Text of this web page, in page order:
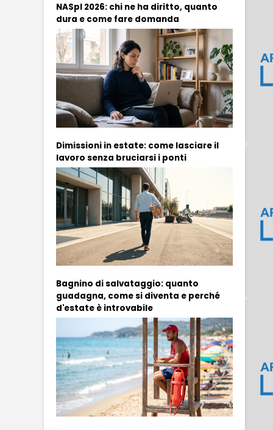
NASpI 2026: chi ne ha diritto, quanto
dura e come fare domanda
Dimissioni in estate: come lasciare il
lavoro senza bruciarsi i ponti
Bagnino di salvataggio: quanto
guadagna, come si diventa e perché
d'estate è introvabile